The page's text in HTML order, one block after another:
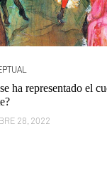
ha representado el
28, 2022